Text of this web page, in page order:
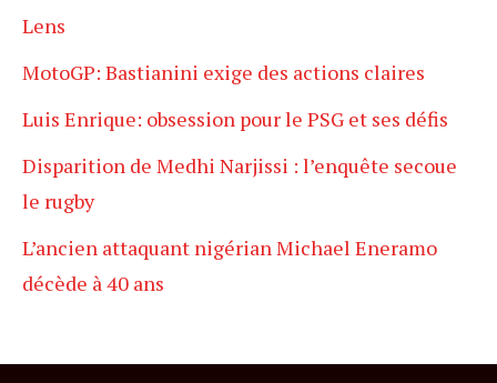
Lens
MotoGP: Bastianini exige des actions claires
Luis Enrique: obsession pour le PSG et ses défis
Disparition de Medhi Narjissi : l’enquête secoue
le rugby
L’ancien attaquant nigérian Michael Eneramo
décède à 40 ans